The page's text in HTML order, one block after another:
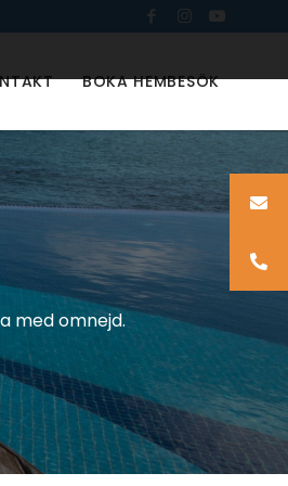
BOKA HEMBESÖK
med omnejd.